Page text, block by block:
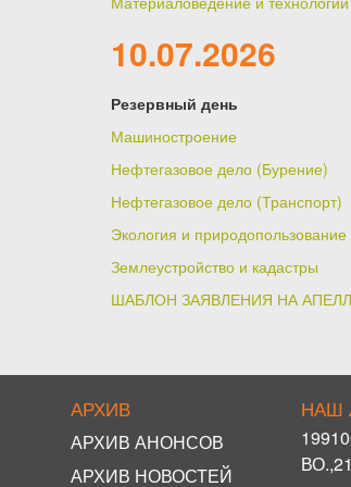
10.07.2026
Резервный день
Машиностроение
Нефтегазовое дело (Бурение)
Нефтегазовое дело (Транспорт)
Экология и природопользование
Землеустройство и кадастры
ШАБЛОН ЗАЯВЛЕНИЯ НА
АРХИВ
АРХИВ АНОНСОВ
АРХИВ НОВОСТЕЙ
НАШ